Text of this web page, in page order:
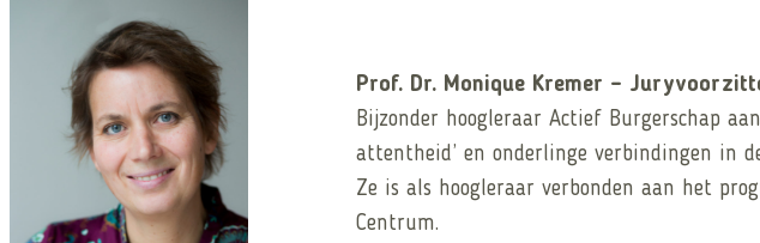
Prof. Dr. Monique Kremer –
Bijzonder hoogleraar Actief Burgerschap
attentheid’ en onderlinge verbindingen in
Ze is als hoogleraar verbonden aan het
Centrum.